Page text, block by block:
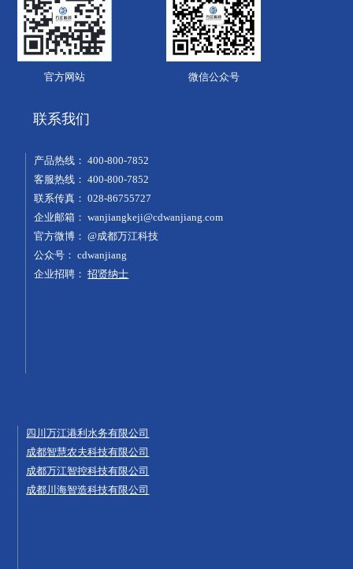
官方网站 微信公众号
联系我们
产品热线：400-800-7852
客服热线：400-800-7852
联系传真：028-86755727
企业邮箱：wanjiangkeji@cdwanjiang.com
官方微博：@成都万江科技
公众号：cdwanjiang
企业招聘：招贤纳士
四川万江港利水务有限公司
成都智慧农夫科技有限公司
成都万江智控科技有限公司
成都川海智造科技有限公司